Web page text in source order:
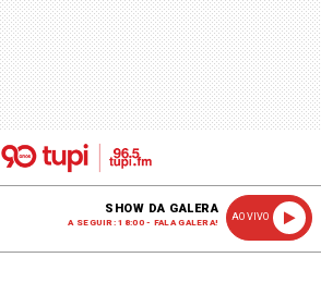
SHOW DA GALERA
A SEGUIR: 18:00 - FALA GALERA!
AO VIVO